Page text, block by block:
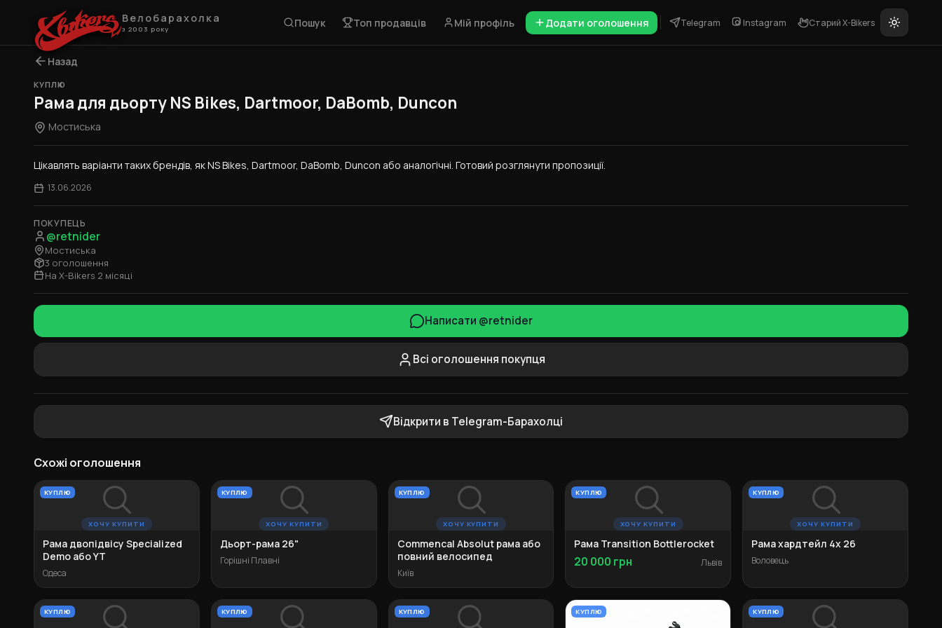
Велобарахолка
з 2003 року Пошук Топ продавців Мій профіль Додати оголошення Telegram Instagram Старий X-Bikers
Назад
КУПЛЮ
Рама для дьорту NS Bikes, Dartmoor, DaBomb, Duncon
Мостиська
Цікавлять варіанти таких брендів, як NS Bikes, Dartmoor, DaBomb, Duncon або аналогічні. Готовий розглянути пропозиції.
13.06.2026
ПОКУПЕЦЬ
@retnider
Мостиська
3 оголошення
На X-Bikers 2 місяці
Написати @retnider
Всі оголошення покупця
Відкрити в Telegram-Барахолці
Схожі оголошення
ХОЧУ КУПИТИ
КУПЛЮ
Рама двопідвісу Specialized
Demo або YT
Одеса
ХОЧУ КУПИТИ
КУПЛЮ
Дьорт-рама 26"
Горішні Плавні
ХОЧУ КУПИТИ
КУПЛЮ
Commencal Absolut рама або
повний велосипед
Київ
ХОЧУ КУПИТИ
КУПЛЮ
Рама Transition Bottlerocket
20 000 грн Львів
ХОЧУ КУПИТИ
КУПЛЮ
Рама хардтейл 4х 26
Воловець
КУПЛЮ КУПЛЮ КУПЛЮ КУПЛЮ КУПЛЮ